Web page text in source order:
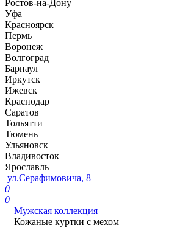
Ростов-на-Дону
Уфа
Красноярск
Пермь
Воронеж
Волгоград
Барнаул
Иркутск
Ижевск
Краснодар
Саратов
Тольятти
Тюмень
Ульяновск
Владивосток
Ярославль
ул.Серафимовича, 8
0
0
Мужская коллекция
Кожаные куртки с мехом